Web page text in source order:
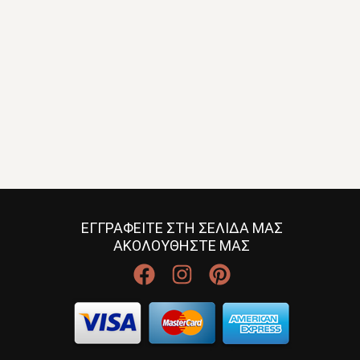
ΕΓΓΡΑΦΕΙΤΕ ΣΤΗ ΣΕΛΙΔΑ ΜΑΣ
ΑΚΟΛΟΥΘΗΣΤΕ ΜΑΣ